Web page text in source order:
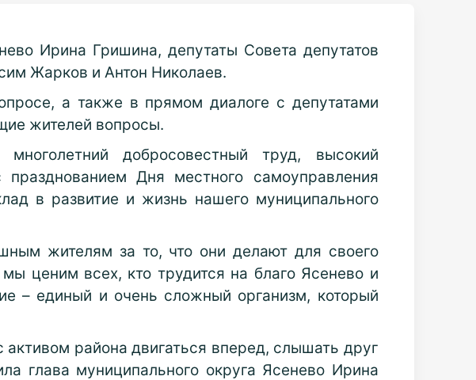
Ирина Гришина, депутаты Совета депутатов
Жарков и Антон Николаев.
а также в прямом диалоге с депутатами
жителей вопросы.
добросовестный труд, высокий
Дня местного самоуправления
в развитие и жизнь нашего муниципального
жителям за то, что они делают для своего
ценим всех, кто трудится на благо Ясенево и
– единый и очень сложный организм, который
района двигаться вперед, слышать друг
глава муниципального округа Ясенево Ирина